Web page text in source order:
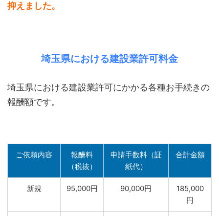
抑えました。
埼玉県における建設業許可料金
埼玉県における建設業許可にかかる各種お手続きの
報酬額です。
ご依頼内容
報酬料
（税抜）
申請手数料（証
紙代）
合計金額
新規 95,000円 90,000円
185,000
円